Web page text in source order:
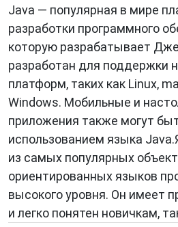
Java — популярная в мире
разработки программного
которую разрабатывает
разработан для поддержки
платформ, таких как Linux,
Windows. Мобильные и
приложения также могут
использованием языка
из самых популярных
ориентированных языков
высокого уровня. Он имеет
и легко понятен новичкам,